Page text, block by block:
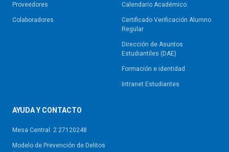
Proveedores
Colaboradores
Calendario Académico
Certificado Verificación Alumno
Regular
Dirección de Asuntos
Estudiantiles (DAE)
Formación e identidad
Intranet Estudiantes
AYUDA Y CONTACTO
Mesa Central: 2 27120248
Modelo de Prevención de Delitos